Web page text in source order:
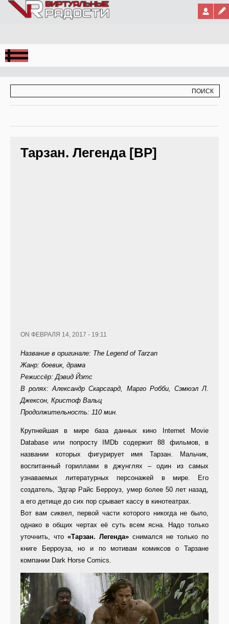
Jump to Navigation
Тарзан. Легенда [ВР]
ON ФЕВРАЛЯ 14, 2017 - 19:11
Название в оригинале: The Legend of Tarzan
Жанр: боевик, драма
Режиссёр: Дэвид Йэтс
В ролях: Александр Скарсгард, Марго Робби, Сэмюэл Л.
Джексон, Кристоф Вальц
Продолжительность: 110 мин.
Крупнейшая в мире база данных кино Internet Movie
Database или попросту IMDb содержит 88 фильмов, в
названии которых фигурирует имя Тарзан. Мальчик,
воспитанный гориллами в джунглях – один из самых
узнаваемых литературных персонажей в мире. Его
создатель, Эдгар Райс Берроуз, умер более 50 лет назад,
а его детище до сих пор срывает кассу в кинотеатрах.
Вот вам сиквел, первой части которого никогда не было,
однако в общих чертах её суть всем ясна. Надо только
уточнить, что «Тарзан. Легенда» снимался не только по
книге Берроуза, но и по мотивам комиксов о Тарзане
компании Dark Horse Comics.